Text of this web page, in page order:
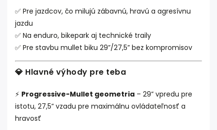
✅ Pre jazdcov, čo milujú zábavnú, hravú a agresívnu
jazdu
✅ Na enduro, bikepark aj technické traily
✅ Pre stavbu mullet biku 29”/27,5” bez kompromisov
💎 Hlavné výhody pre teba
⚡ Progressive-Mullet geometria – 29” vpredu pre
istotu, 27,5” vzadu pre maximálnu ovládateľnosť a
hravosť